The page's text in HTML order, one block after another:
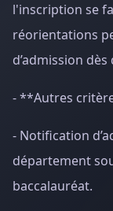
l'inscription se
réorientations
d’admission
- **Autres
- Notification
département
baccalauréat.